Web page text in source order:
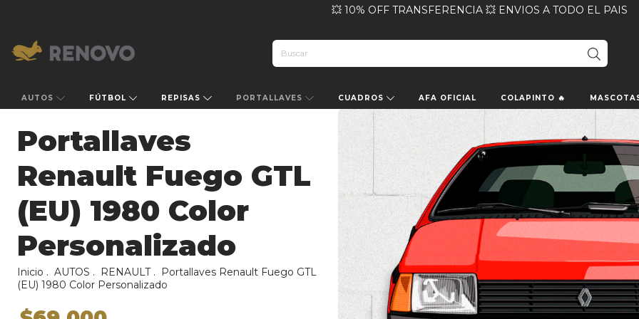
💥 10% OFF TRANSFERENCIA 💥 ENVIOS A TODO EL PAIS
AUTOS FÚTBOL REPISAS PORTALLAVES CUADROS AFA OFICIAL COLAPINTO 🔥
Portallaves
Renault Fuego GTL
(EU) 1980 Color
Personalizado
Inicio . AUTOS . RENAULT .
Portallaves Renault Fuego GTL
(EU) 1980 Color Personalizado